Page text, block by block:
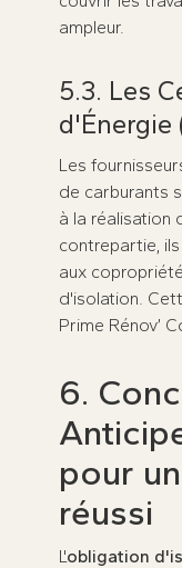
ampleur.
5.3. Les
d'Énergie
Les
de carburants
à la réalisation
contrepartie,
aux
d'isolation.
Prime Rénov’
6.
pour
réussi
L'obligation